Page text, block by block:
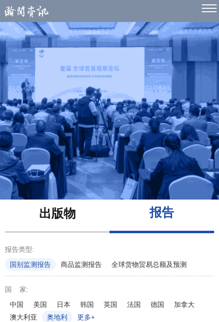
出版物 报告
报告类型:
国别监测报告 商品监测报告 全球货物贸易总额及预测
国 家:
中国 美国 日本 韩国 英国 法国 德国
加拿大
澳大利亚
奥地利 更多+